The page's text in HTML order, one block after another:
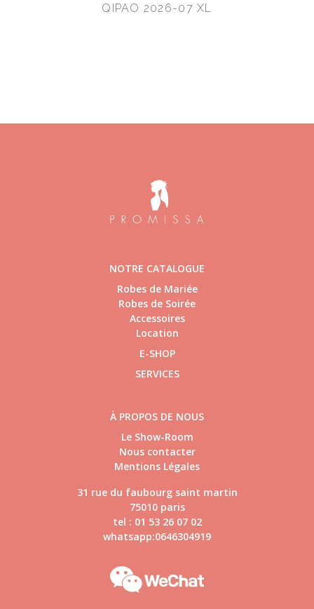
QIPAO 2026-07 XL
NOTRE CATALOGUE
Robes de Mariée
Robes de Soirée
Accessoires
Location
E-SHOP
SERVICES
À PROPOS DE NOUS
Le Show-Room
Nous contacter
Mentions Légales
31 rue du faubourg saint martin
75010 paris
tel : 01 53 26 07 02
whatsapp:0646304919